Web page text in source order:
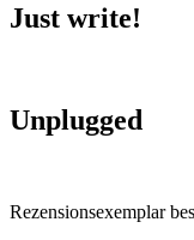
Just write!
Unplugged
Rezensionsexemplar